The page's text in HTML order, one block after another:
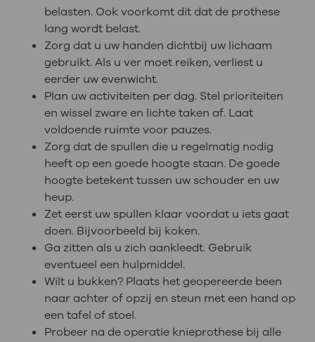
belasten. Ook voorkomt dit dat de prothese
lang wordt belast.
Zorg dat u uw handen dichtbij uw lichaam
gebruikt. Als u ver moet reiken, verliest u
eerder uw evenwicht.
Plan uw activiteiten per dag. Stel prioriteiten
en wissel zware en lichte taken af. Laat
voldoende ruimte voor pauzes.
Zorg dat de spullen die u regelmatig nodig
heeft op een goede hoogte staan. De goede
hoogte betekent tussen uw schouder en uw
heup.
Zet eerst uw spullen klaar voordat u iets gaat
doen. Bijvoorbeeld bij koken.
Ga zitten als u zich aankleedt. Gebruik
eventueel een hulpmiddel.
Wilt u bukken? Plaats het geopereerde been
naar achter of opzij en steun met een hand op
een tafel of stoel.
Probeer na de operatie knieprothese bij alle